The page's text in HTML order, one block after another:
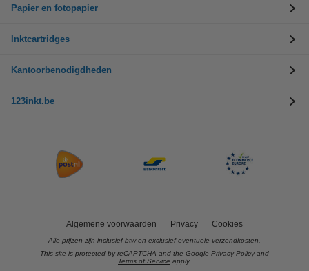
Papier en fotopapier
Inktcartridges
Kantoorbenodigdheden
123inkt.be
Algemene voorwaarden Privacy Cookies
Alle prijzen zijn inclusief btw en exclusief eventuele verzendkosten.
This site is protected by reCAPTCHA and the Google Privacy Policy and
Terms of Service apply.